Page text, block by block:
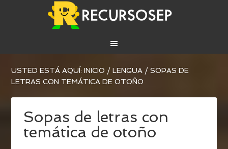
USTED ESTÁ AQUÍ:INICIO / LENGUA / SOPAS DE
LETRAS CON TEMÁTICA DE OTOÑO
Sopas de letras con
temática de otoño